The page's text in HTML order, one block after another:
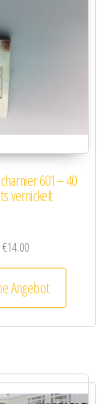
601 – 40
vernickelt
€14.00
Angebot